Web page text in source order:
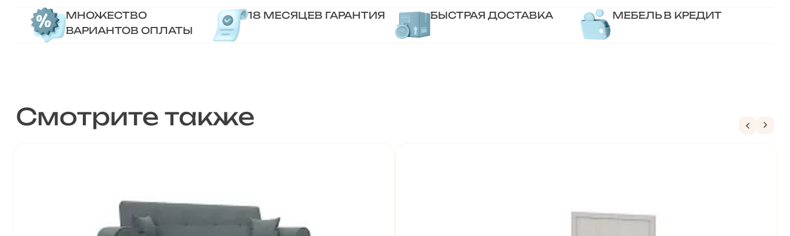
МНОЖЕСТВО
ВАРИАНТОВ ОПЛАТЫ
18 МЕСЯЦЕВ ГАРАНТИЯ БЫСТРАЯ ДОСТАВКА МЕБЕЛЬ В КРЕДИТ
Смотрите также